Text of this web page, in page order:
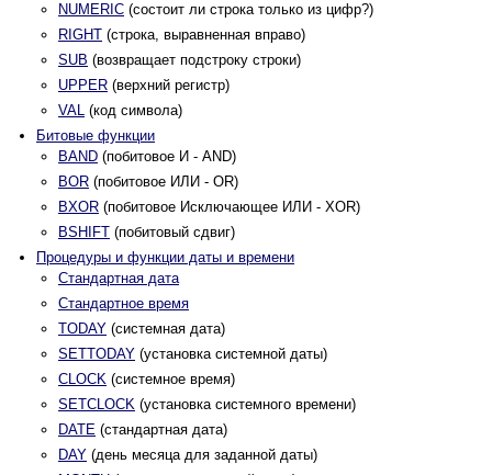
NUMERIC (состоит ли строка только из цифр?)
RIGHT (строка, выравненная вправо)
SUB (возвращает подстроку строки)
UPPER (верхний регистр)
VAL (код символа)
Битовые функции
BAND (побитовое И - AND)
BOR (побитовое ИЛИ - OR)
BXOR (побитовое Исключающее ИЛИ - XOR)
BSHIFT (побитовый сдвиг)
Процедуры и функции даты и времени
Стандартная дата
Стандартное время
TODAY (системная дата)
SETTODAY (установка системной даты)
CLOCK (системное время)
SETCLOCK (установка системного времени)
DATE (стандартная дата)
DAY (день месяца для заданной даты)